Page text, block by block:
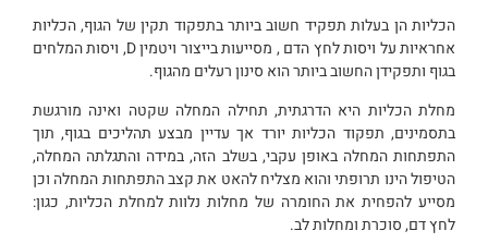
הכליות הן בעלות תפקיד חשוב ביותר בתפקוד תקין של הגוף, הכליות
אחראיות על ויסות לחץ הדם , מסייעות בייצור ויטמין D, ויסות המלחים
בגוף ותפקידן החשוב ביותר הוא סינון רעלים מהגוף.
מחלת הכליות היא הדרגתית, תחילה המחלה שקטה ואינה מורגשת
בתסמינים, תפקוד הכליות יורד אך עדיין מבצע תהליכים בגוף, תוך
התפתחות המחלה באופן עקבי, בשלב הזה, במידה והתגלתה המחלה,
הטיפול הינו תרופתי והוא מצליח להאט את קצב התפתחות המחלה וכן
מסייע להפחית את החומרה של מחלות נלוות למחלת הכליות, כגון:
לחץ דם, סוכרת ומחלות לב.